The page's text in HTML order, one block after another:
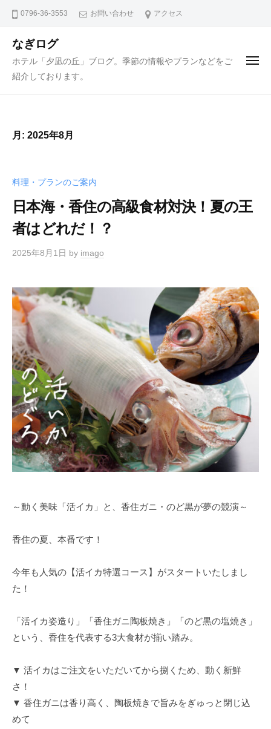
0796-36-3553 お問い合わせ アクセス
なぎログ
ホテル「夕凪の丘」ブログ。季節の情報やプランなどをご
紹介しております。
メ
月: 2025年8月
料理・プランのご案内
日本海・香住の高級食材対決！夏の王
者はどれだ！？
2025年8月1日 by imago
～動く美味「活イカ」と、香住ガニ・のど黒が夢の競演～
香住の夏、本番です！
今年も人気の【活イカ特選コース】がスタートいたしまし
た！
「活イカ姿造り」「香住ガニ陶板焼き」「のど黒の塩焼き」
という、香住を代表する3大食材が揃い踏み。
▼ 活イカはご注文をいただいてから捌くため、動く新鮮
さ！
▼ 香住ガニは香り高く、陶板焼きで旨みをぎゅっと閉じ込
めて